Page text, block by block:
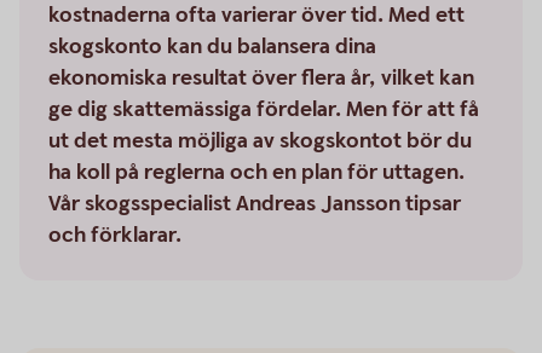
kostnaderna ofta varierar över tid. Med ett
skogskonto kan du balansera dina
ekonomiska resultat över flera år, vilket kan
ge dig skattemässiga fördelar. Men för att få
ut det mesta möjliga av skogskontot bör du
ha koll på reglerna och en plan för uttagen.
Vår skogsspecialist Andreas Jansson tipsar
och förklarar.